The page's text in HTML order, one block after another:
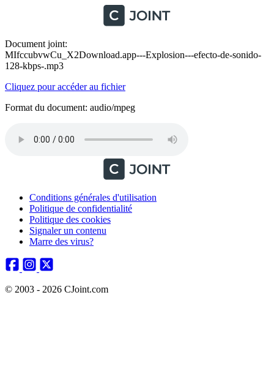
Document joint:
MIfccubvwCu_X2Download.app---Explosion---efecto-de-sonido-
128-kbps-.mp3
Cliquez pour accéder au fichier
Format du document: audio/mpeg
Conditions générales d'utilisation
Politique de confidentialité
Politique des cookies
Signaler un contenu
Marre des virus?
© 2003 - 2026 CJoint.com